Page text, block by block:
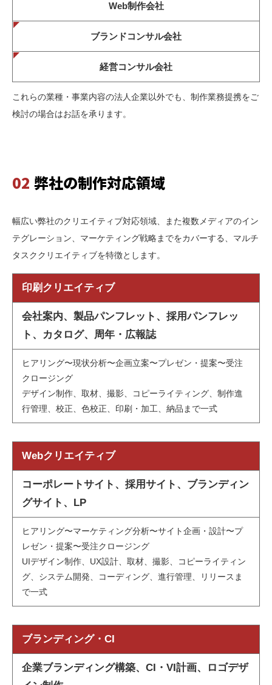
Web制作会社
ブランドコンサル会社
経営コンサル会社
これらの業種・事業内容の法人企業以外でも、制作業務提携をご
検討の場合はお話を承ります。
02 弊社の制作対応領域
幅広い弊社のクリエイティブ対応領域、また複数メディアのイン
テグレーション、マーケティング戦略までをカバーする、マルチ
タスククリエイティブを特徴とします。
印刷クリエイティブ
会社案内、製品パンフレット、採用パンフレッ
ト、カタログ、周年・広報誌
ヒアリング〜現状分析〜企画立案〜プレゼン・提案〜受注
クロージング
デザイン制作、取材、撮影、コピーライティング、制作進
行管理、校正、色校正、印刷・加工、納品まで一式
Webクリエイティブ
コーポレートサイト、採用サイト、ブランディン
グサイト、LP
ヒアリング〜マーケティング分析〜サイト企画・設計〜プ
レゼン・提案〜受注クロージング
UIデザイン制作、UX設計、取材、撮影、コピーライティン
グ、システム開発、コーディング、進行管理、リリースま
で一式
ブランディング・CI
企業ブランディング構築、CI・VI計画、ロゴデザ